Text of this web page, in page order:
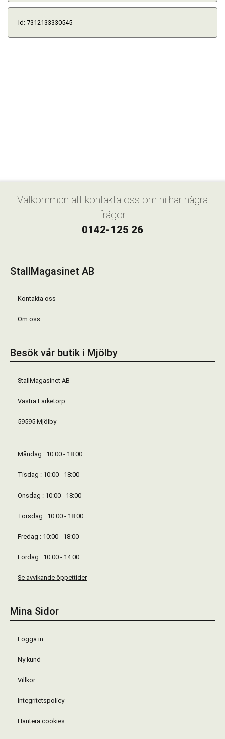
Id: 7312133330545
Välkommen att kontakta oss om ni har några
frågor
0142-125 26
StallMagasinet AB
Kontakta oss
Om oss
Besök vår butik i Mjölby
StallMagasinet AB
Västra Lärketorp
59595 Mjölby
Måndag : 10:00 - 18:00
Tisdag : 10:00 - 18:00
Onsdag : 10:00 - 18:00
Torsdag : 10:00 - 18:00
Fredag : 10:00 - 18:00
Lördag : 10:00 - 14:00
Se avvikande öppettider
Mina Sidor
Logga in
Ny kund
Villkor
Integritetspolicy
Hantera cookies